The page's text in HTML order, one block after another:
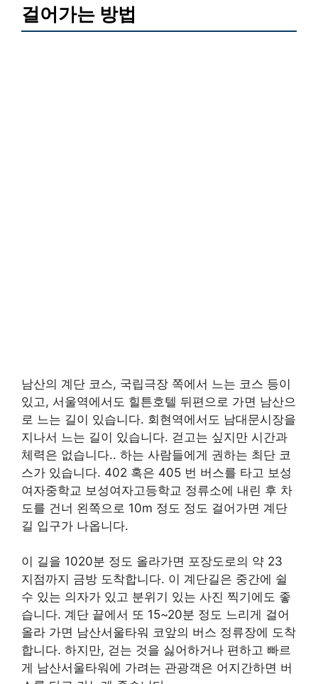
걸어가는 방법
남산의 계단 코스, 국립극장 쪽에서 느는 코스 등이
있고, 서울역에서도 힐튼호텔 뒤편으로 가면 남산으
로 느는 길이 있습니다. 회현역에서도 남대문시장을
지나서 느는 길이 있습니다. 걷고는 싶지만 시간과
체력은 없습니다.. 하는 사람들에게 권하는 최단 코
스가 있습니다. 402 혹은 405 번 버스를 타고 보성
여자중학교 보성여자고등학교 정류소에 내린 후 차
도를 건너 왼쪽으로 10m 정도 정도 걸어가면 계단
길 입구가 나옵니다.
이 길을 1020분 정도 올라가면 포장도로의 약 23
지점까지 금방 도착합니다. 이 계단길은 중간에 쉴
수 있는 의자가 있고 분위기 있는 사진 찍기에도 좋
습니다. 계단 끝에서 또 15~20분 정도 느리게 걸어
올라 가면 남산서울타워 코앞의 버스 정류장에 도착
합니다. 하지만, 걷는 것을 싫어하거나 편하고 빠르
게 남산서울타워에 가려는 관광객은 어지간하면 버